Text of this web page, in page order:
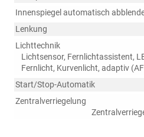
Innenspiegel automatisch
Lenkung
Lichttechnik
Lichtsensor, Fernlichtassistent,
Fernlicht, Kurvenlicht, adaptiv
Start/Stop-Automatik
Zentralverriegelung